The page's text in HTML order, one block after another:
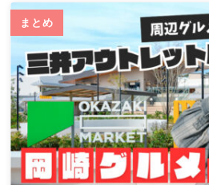
まとめ